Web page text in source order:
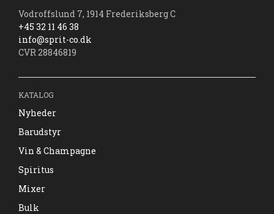
Vodroffslund 7, 1914 Frederiksberg C
+45 32 11 46 38
info@sprit-co.dk
CVR 28846819
KATALOG
Nyheder
Barudstyr
Vin & Champagne
Spiritus
Mixer
Bulk